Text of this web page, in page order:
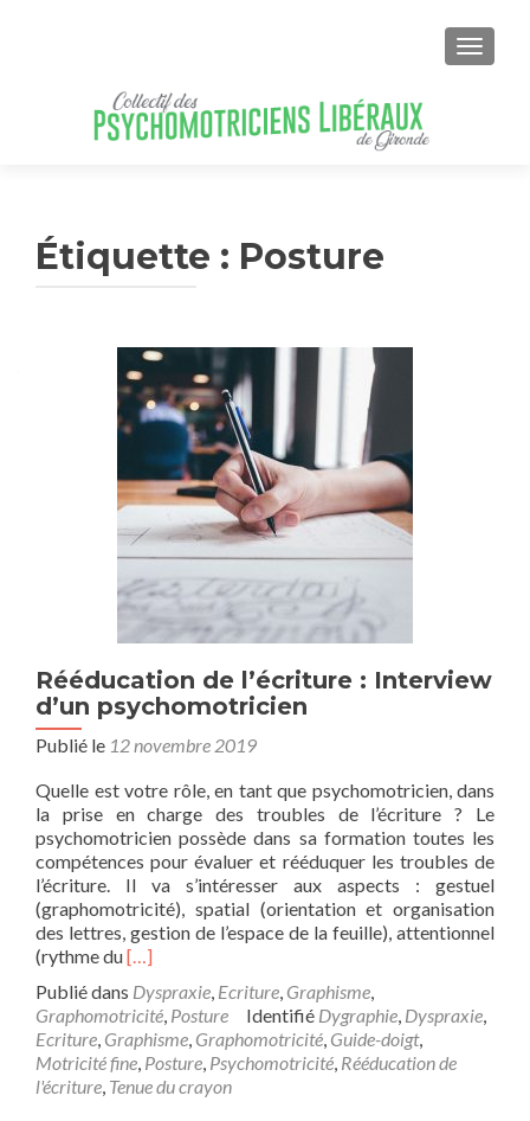
Étiquette : Posture
Rééducation de l’écriture : Interview
d’un psychomotricien
Publié le 12 novembre 2019
Quelle est votre rôle, en tant que psychomotricien, dans
la prise en charge des troubles de l’écriture ? Le
psychomotricien possède dans sa formation toutes les
compétences pour évaluer et rééduquer les troubles de
l’écriture. Il va s’intéresser aux aspects : gestuel
(graphomotricité), spatial (orientation et organisation
des lettres, gestion de l’espace de la feuille), attentionnel
(rythme duEn
plus
surRééducation
de
l’écriture :
Interview
[…]
Publié dans Dyspraxie, Ecriture, Graphisme,
Graphomotricité, Posture Identifié Dygraphie, Dyspraxie,
Ecriture, Graphisme, Graphomotricité, Guide-doigt,
Motricité fine, Posture, Psychomotricité, Rééducation de
l'écriture, Tenue du crayon